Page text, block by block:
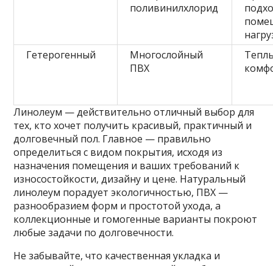
поливинилхлорид
Гетерогенный
Многослойный
ПВХ
Линолеум — действительно отличный выбор для
тех, кто хочет получить красивый, практичный и
долговечный пол. Главное — правильно
определиться с видом покрытия, исходя из
назначения помещения и ваших требований к
износостойкости, дизайну и цене. Натуральный
линолеум порадует экологичностью, ПВХ —
разнообразием форм и простотой ухода, а
коллекционные и гомогенные варианты покроют
любые задачи по долговечности.
Не забывайте, что качественная укладка и